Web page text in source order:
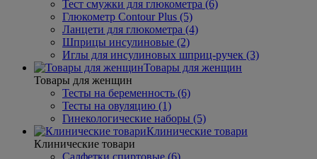
Тест смужки для глюкометра (6)
Глюкометр Contour Plus (5)
Ланцети для глюкометра (4)
Шприцы инсулиновые (2)
Иглы для инсулиновых шприц-ручек (3)
Товары для женщин
Товары для женщин
Тесты на беременность (6)
Тесты на овуляцию (1)
Гинекологические наборы (5)
Клинические товари
Клинические товари
Салфетки спиртовые (6)